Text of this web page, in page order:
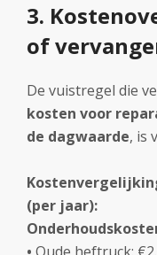
3.
of
De vuistregel die
kosten voor
de dagwaarde, is
(per jaar):